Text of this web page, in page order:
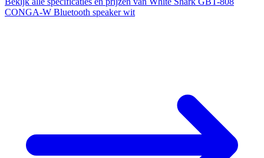
CONGA-W Bluetooth speaker wit